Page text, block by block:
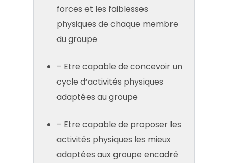
forces et les faiblesses
physiques de chaque membre
du groupe
– Etre capable de concevoir un
cycle d’activités physiques
adaptées au groupe
– Etre capable de proposer les
activités physiques les mieux
adaptées aux groupe encadré